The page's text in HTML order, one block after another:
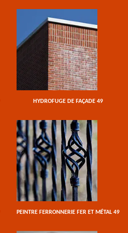
HYDROFUGE DE FAÇADE 49
PEINTRE FERRONNERIE FER ET MÉTAL 49